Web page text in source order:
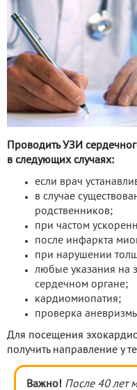
Проводить УЗИ
в следующих случаях:
если врач
в случае
родственников;
при частом
после инфаркта
при нарушении
любые указания на
сердечном органе;
кардиомиопатия;
проверка
Для посещения
получить направление у
Важно! После 40 лет